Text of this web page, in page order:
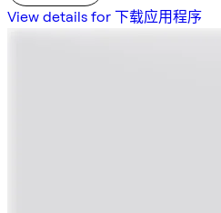
View details for 下载应用程序